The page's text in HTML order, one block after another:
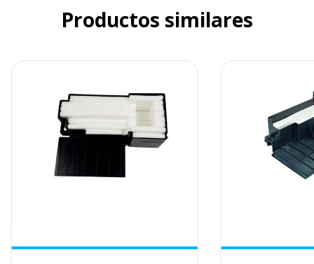
Productos similares